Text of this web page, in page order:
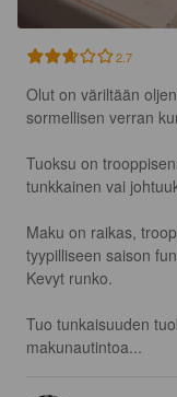
2.7
Olut on väriltään
sormellisen verran
Tuoksu on
tunkkainen vai
Maku on raikas,
tyypilliseen saison
Kevyt runko.
Tuo tunkaisuuden
makunautintoa...